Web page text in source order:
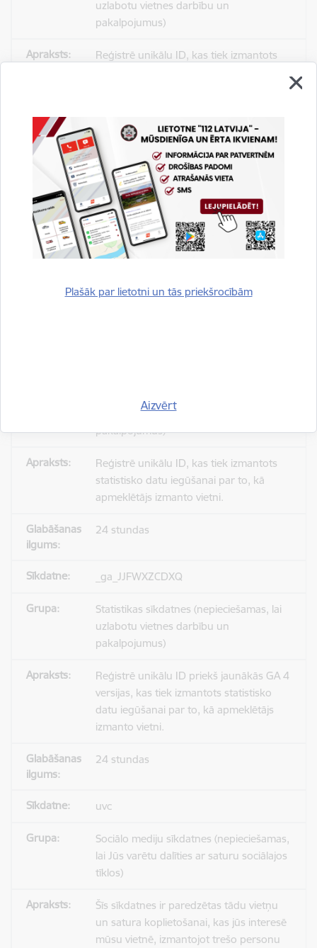
Plašāk par lietotni un tās priekšrocībām
Aizvērt
uzlabotu vietnes darbību un
pakalpojumus)
Reģistrē unikālu ID, kas tiek izmantots
_gat
Statistikas sīkdatnes (nepieciešamas, lai
uzlabotu vietnes darbību un
pakalpojumus)
pieprasījuma līmeni.
uzlabotu vietnes darbību un
pakalpojumus)
Reģistrē unikālu ID, kas tiek izmantots
statistisko datu iegūšanai par to, kā
apmeklētājs izmanto vietni.
24 stundas
_ga_JJFWXZCDXQ
Statistikas sīkdatnes (nepieciešamas, lai
uzlabotu vietnes darbību un
pakalpojumus)
Reģistrē unikālu ID priekš jaunākās GA 4
versijas, kas tiek izmantots statistisko
datu iegūšanai par to, kā apmeklētājs
izmanto vietni.
24 stundas
uvc
Sociālo mediju sīkdatnes (nepieciešamas,
lai Jūs varētu dalīties ar saturu sociālajos
tīklos)
Šīs sīkdatnes ir paredzētas tādu vietņu
un satura koplietošanai, kas jūs interesē
mūsu vietnē, izmantojot trešo personu